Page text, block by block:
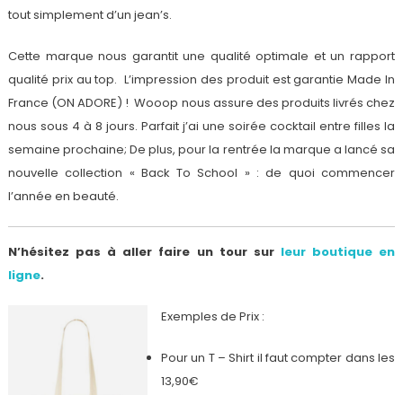
tout simplement d’un jean’s.
Cette marque nous garantit une qualité optimale et un rapport
qualité prix au top.L’impression des produit est garantie Made In
France (ON ADORE) !Wooop nous assure des produits livrés chez
nous sous 4 à 8 jours. Parfait j’ai une soirée cocktail entre filles la
semaine prochaine;De plus, pour la rentrée la marque a lancé sa
nouvelle collection « Back To School » : de quoi commencer
l’année en beauté.
N’hésitez pas à aller faire un tour sur leur boutique en
ligne.
Exemples de Prix :
Pour un T – Shirt il faut compter dans les
13,90€